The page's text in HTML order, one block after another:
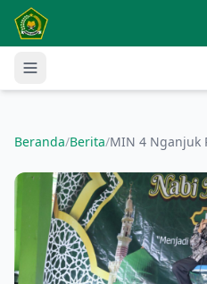
Langsung ke konten utama
Beranda/Berita/